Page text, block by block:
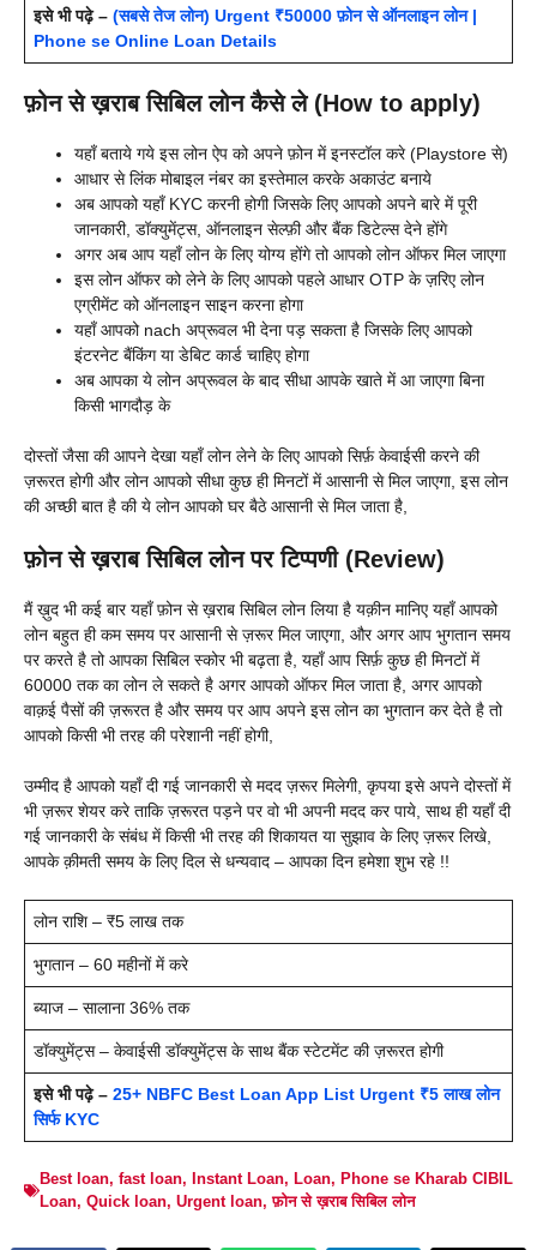
इसे भी पढ़े – (सबसे तेज लोन) Urgent ₹50000 फ़ोन से ऑनलाइन लोन |
Phone se Online Loan Details
फ़ोन से ख़राब सिबिल लोन कैसे ले (How to apply)
यहाँ बताये गये इस लोन ऐप को अपने फ़ोन में इनस्टॉल करे (Playstore से)
आधार से लिंक मोबाइल नंबर का इस्तेमाल करके अकाउंट बनाये
अब आपको यहाँ KYC करनी होगी जिसके लिए आपको अपने बारे में पूरी
जानकारी, डॉक्युमेंट्स, ऑनलाइन सेल्फ़ी और बैंक डिटेल्स देने होंगे
अगर अब आप यहाँ लोन के लिए योग्य होंगे तो आपको लोन ऑफर मिल जाएगा
इस लोन ऑफर को लेने के लिए आपको पहले आधार OTP के ज़रिए लोन
एग्रीमेंट को ऑनलाइन साइन करना होगा
यहाँ आपको nach अप्रूवल भी देना पड़ सकता है जिसके लिए आपको
इंटरनेट बैंकिंग या डेबिट कार्ड चाहिए होगा
अब आपका ये लोन अप्रूवल के बाद सीधा आपके खाते में आ जाएगा बिना
किसी भागदौड़ के
दोस्तों जैसा की आपने देखा यहाँ लोन लेने के लिए आपको सिर्फ़ केवाईसी करने की
ज़रूरत होगी और लोन आपको सीधा कुछ ही मिनटों में आसानी से मिल जाएगा, इस लोन
की अच्छी बात है की ये लोन आपको घर बैठे आसानी से मिल जाता है,
फ़ोन से ख़राब सिबिल लोन पर टिप्पणी (Review)
मैं ख़ुद भी कई बार यहाँ फ़ोन से ख़राब सिबिल लोन लिया है यक़ीन मानिए यहाँ आपको
लोन बहुत ही कम समय पर आसानी से ज़रूर मिल जाएगा, और अगर आप भुगतान समय
पर करते है तो आपका सिबिल स्कोर भी बढ़ता है, यहाँ आप सिर्फ़ कुछ ही मिनटों में
60000 तक का लोन ले सकते है अगर आपको ऑफर मिल जाता है, अगर आपको
वाक़ई पैसों की ज़रूरत है और समय पर आप अपने इस लोन का भुगतान कर देते है तो
आपको किसी भी तरह की परेशानी नहीं होगी,
उम्मीद है आपको यहाँ दी गई जानकारी से मदद ज़रूर मिलेगी, कृपया इसे अपने दोस्तों में
भी ज़रूर शेयर करे ताकि ज़रूरत पड़ने पर वो भी अपनी मदद कर पाये, साथ ही यहाँ दी
गई जानकारी के संबंध में किसी भी तरह की शिकायत या सुझाव के लिए ज़रूर लिखे,
आपके क़ीमती समय के लिए दिल से धन्यवाद – आपका दिन हमेशा शुभ रहे !!
लोन राशि – ₹5 लाख तक
भुगतान – 60 महीनों में करे
ब्याज – सालाना 36% तक
डॉक्युमेंट्स – केवाईसी डॉक्युमेंट्स के साथ बैंक स्टेटमेंट की ज़रूरत होगी
इसे भी पढ़े – 25+ NBFC Best Loan App List Urgent ₹5 लाख लोन
सिर्फ KYC
Best loan, fast loan, Instant Loan, Loan, Phone se Kharab CIBIL
Loan, Quick loan, Urgent loan,फ़ोन से ख़राब सिबिल लोन